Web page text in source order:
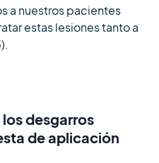
a nuestros pacientes
estas lesiones tanto a
desgarros
de aplicación